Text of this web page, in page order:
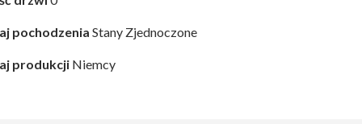
pochodzenia Stany Zjednoczone
produkcji Niemcy